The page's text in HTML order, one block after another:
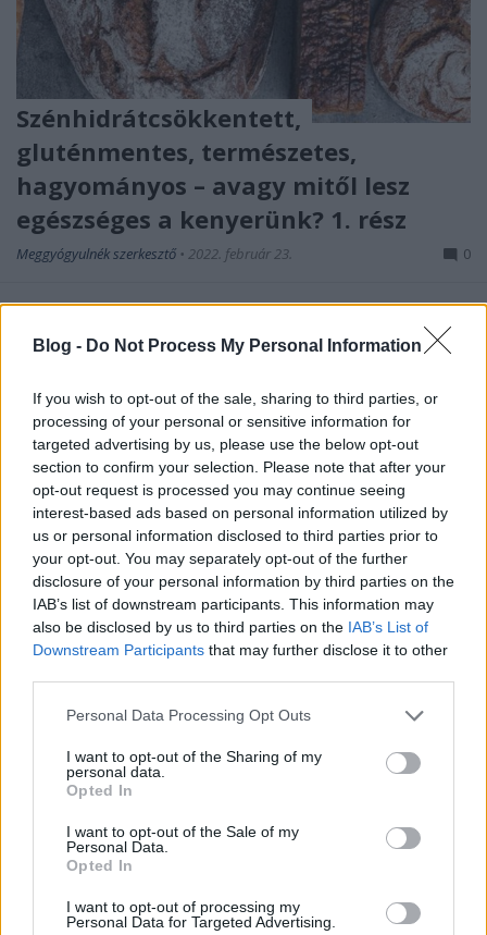
Blog - Do Not Process My Personal Information
If you wish to opt-out of the sale, sharing to third parties, or
processing of your personal or sensitive information for
targeted advertising by us, please use the below opt-out
section to confirm your selection. Please note that after your
opt-out request is processed you may continue seeing
interest-based ads based on personal information utilized by
us or personal information disclosed to third parties prior to
your opt-out. You may separately opt-out of the further
disclosure of your personal information by third parties on the
IAB’s list of downstream participants. This information may
also be disclosed by us to third parties on the IAB’s List of
Downstream Participants that may further disclose it to other
Please note that this website/app uses one or more Google
not limited to your visit or usage behaviour. You may click to
grant or deny consent to Google and its third-party tags to
use your data for below specified purposes in below Google
consent section.
Personal Data Processing Opt Outs
I want to opt-out of the Sharing of my
personal data.
Opted In
I want to opt-out of the Sale of my
Personal Data.
Opted In
I want to opt-out of processing my
Personal Data for Targeted Advertising.
Szénhidrátcsökkentett,
gluténmentes, természetes,
hagyományos – avagy mitől lesz
egészséges a kenyerünk? 1. rész
Meggyógyulnék szerkesztő • 2022. február 23. 0
Sokan keresik manapság a „reform” kenyérféléket,
péksüteményeket. Egyesek azt szeretnék, hogy
kevésbé hizlaljanak a kenyerek, és úgy gondolják,
arra vágynak, hogy kevesebb legyen a pékárukban a
„méreganyag”, a termesztés során felhasznált
vegyi…
Melyik gyümölcsből ehet nyugodtan,
aki fogyókúrázik vagy cukorbeteg?
Meggyógyulnék szerkesztő •2020. július 23.